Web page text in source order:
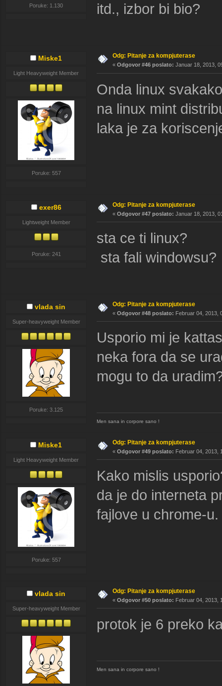
Poruke: 1.130
itd., izbor bi bio?
Miske1
Light Heavyweight Member
Poruke: 557
Odg: Pitanje za kompjuterase
« Odgovor #46 poslato: Januar 18, 2013,
Onda linux
na linux mint
laka je za
exer86
Lightweight Member
Poruke: 241
Odg: Pitanje za kompjuterase
« Odgovor #47 poslato: Januar 18, 2013,
sta ce ti linux?
sta fali windowsu?
vlada sin
Super-heavyweight Member
Poruke: 3.125
Odg: Pitanje za kompjuterase
« Odgovor #48 poslato: Februar 04, 2013,
Usporio mi je
neka fora da se
mogu to da
Men sana in corpore sano !
Miske1
Light Heavyweight Member
Poruke: 557
Odg: Pitanje za kompjuterase
« Odgovor #49 poslato: Februar 04, 2013,
Kako mislis
da je do interneta
fajlove u chrome-
vlada sin
Super-heavyweight Member
Odg: Pitanje za kompjuterase
« Odgovor #50 poslato: Februar 04, 2013,
protok je 6 preko
Men sana in corpore sano !